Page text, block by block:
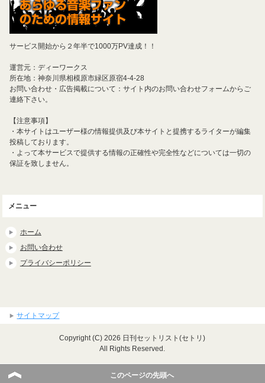
サービス開始から２年半で1000万PV達成！！
運営元：ディーワークス
所在地：神奈川県相模原市緑区原宿4-4-28
お問い合わせ・広告掲載について：サイト内のお問い合わせフォームからご
連絡下さい。
【注意事項】
・本サイトはユーザー様の情報提供及び本サイトと提携するライターが編集
投稿しております。
・よって本サービスで提供する情報の正確性や完全性などについては一切の
保証を致しません。
メニュー
ホーム
お問い合わせ
プライバシーポリシー
サイトマップ
Copyright (C) 2026 日刊セットリスト(セトリ)
All Rights Reserved.
このページの先頭へ